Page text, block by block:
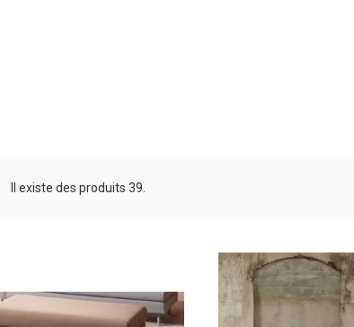
Il existe des produits 39.